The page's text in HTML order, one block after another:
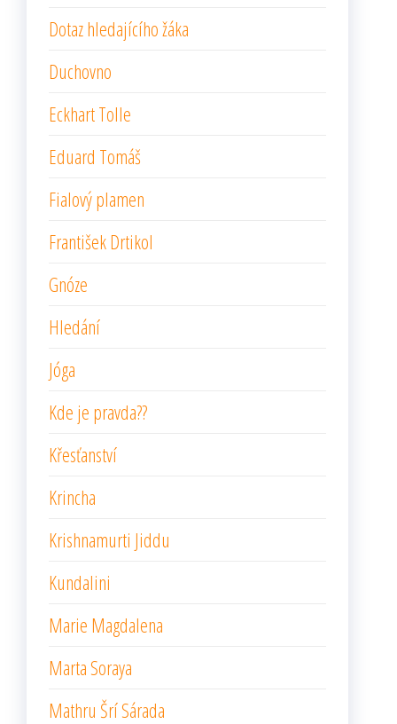
Dotaz hledajícího žáka
Duchovno
Eckhart Tolle
Eduard Tomáš
Fialový plamen
František Drtikol
Gnóze
Hledání
Jóga
Kde je pravda??
Křesťanství
Krincha
Krishnamurti Jiddu
Kundalini
Marie Magdalena
Marta Soraya
Mathru Šrí Sárada